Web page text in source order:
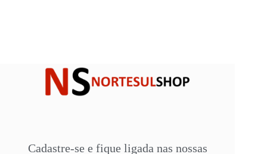
Cadastre-se e fique ligada nas nossas